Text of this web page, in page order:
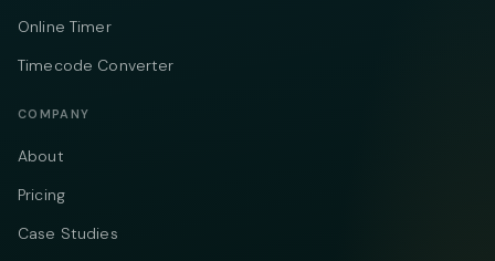
Online Timer
Timecode Converter
COMPANY
About
Pricing
Case Studies